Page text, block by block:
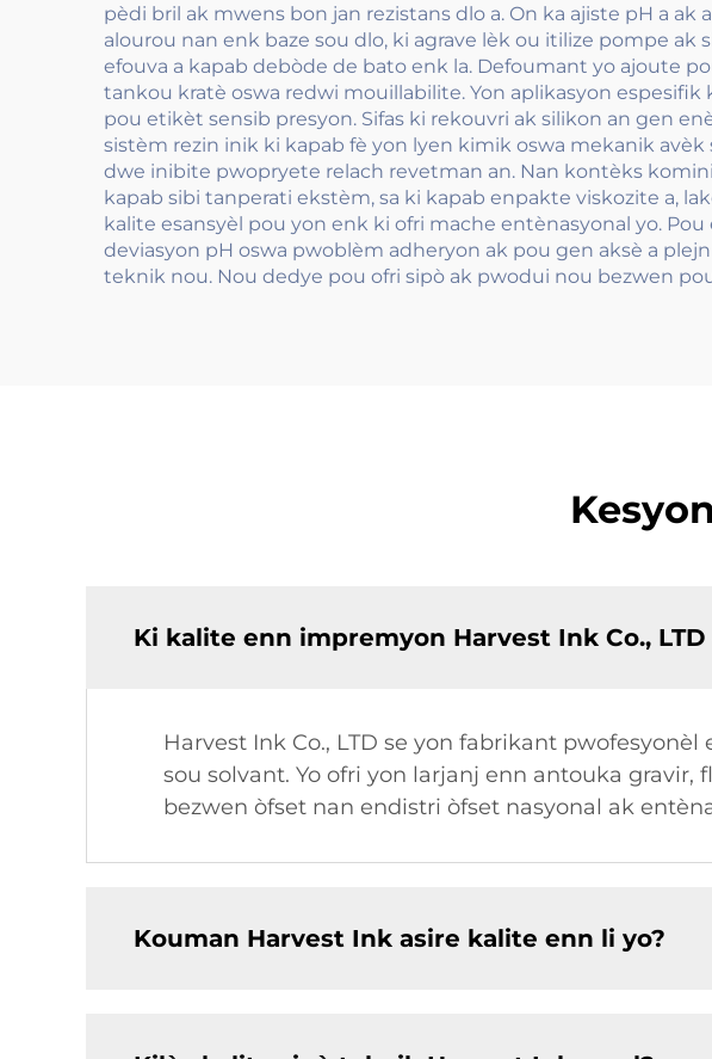
pèdi bril ak mwens bon jan rezistans dlo a. On ka ajiste pH a
alourou nan enk baze sou dlo, ki agrave lèk ou itilize pompe
efouva a kapab debòde de bato enk la. Defoumant yo ajoute
tankou kratè oswa redwi mouillabilite. Yon aplikasyon
pou etikèt sensib presyon. Sifas ki rekouvri ak silikon an gen
sistèm rezin inik ki kapab fè yon lyen kimik oswa mekanik
dwe inibite pwopryete relach revetman an. Nan kontèks
kapab sibi tanperati ekstèm, sa ki kapab enpakte viskozite a,
kalite esansyèl pou yon enk ki ofri mache entènasyonal yo.
deviasyon pH oswa pwoblèm adheryon ak pou gen aksè a
teknik nou. Nou dedye pou ofri sipò ak pwodui nou bezwen
Ki kalite enn impremyon Harvest Ink Co.,
Harvest Ink Co., LTD se yon fabrikant
sou solvant. Yo ofri yon larjanj enn antouka gravir,
bezwen òfset nan endistri òfset nasyonal ak
Kouman Harvest Ink asire kalite enn li yo?